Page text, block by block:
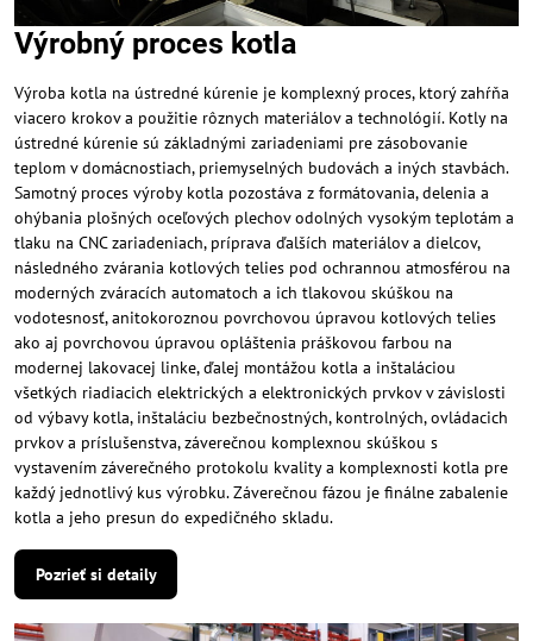
Výrobný proces kotla
Výroba kotla na ústredné kúrenie je komplexný proces, ktorý zahŕňa
viacero krokov a použitie rôznych materiálov a technológií. Kotly na
ústredné kúrenie sú základnými zariadeniami pre zásobovanie
teplom v domácnostiach, priemyselných budovách a iných stavbách.
Samotný proces výroby kotla pozostáva z formátovania, delenia a
ohýbania plošných oceľových plechov odolných vysokým teplotám a
tlaku na CNC zariadeniach, príprava ďalších materiálov a dielcov,
následného zvárania kotlových telies pod ochrannou atmosférou na
moderných zváracích automatoch a ich tlakovou skúškou na
vodotesnosť, anitokoroznou povrchovou úpravou kotlových telies
ako aj povrchovou úpravou opláštenia práškovou farbou na
modernej lakovacej linke, ďalej montážou kotla a inštaláciou
všetkých riadiacich elektrických a elektronických prvkov v závislosti
od výbavy kotla, inštaláciu bezbečnostných, kontrolných, ovládacich
prvkov a príslušenstva, záverečnou komplexnou skúškou s
vystavením záverečného protokolu kvality a komplexnosti kotla pre
každý jednotlivý kus výrobku. Záverečnou fázou je finálne zabalenie
kotla a jeho presun do expedičného skladu.
Pozrieť si detaily